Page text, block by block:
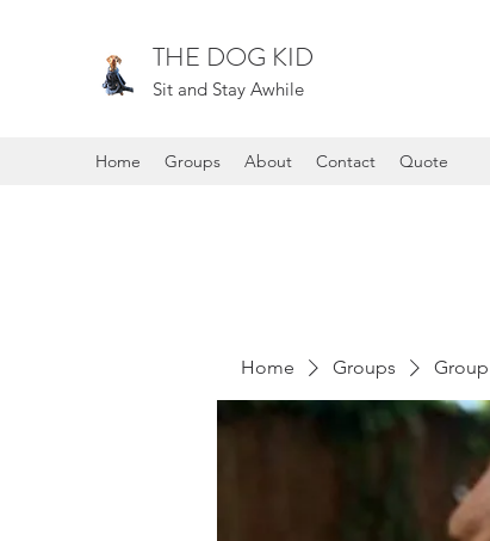
THE DOG KID
Sit and Stay Awhile
Home Groups About Contact Quote
Home Groups Group